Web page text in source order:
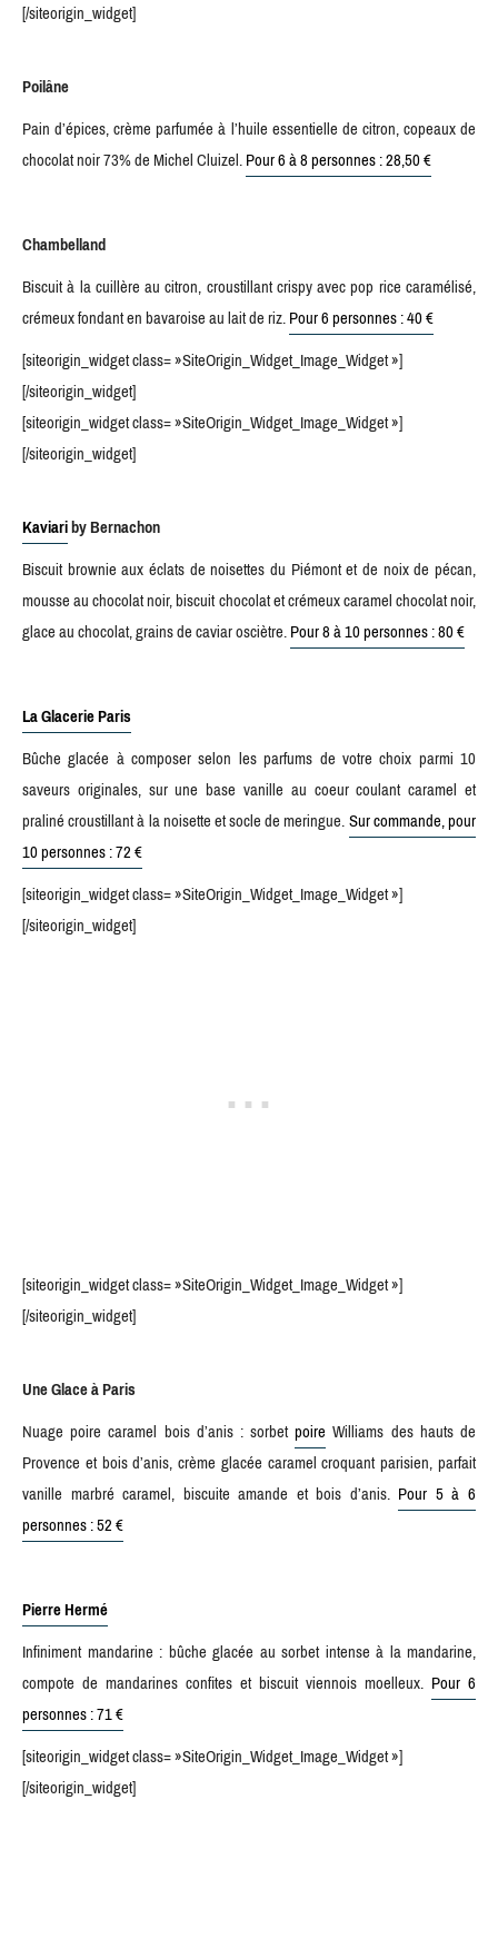
[/siteorigin_widget]
Poilâne
Pain d’épices, crème parfumée à l’huile essentielle de citron, copeaux de
chocolat noir 73% de Michel Cluizel.Pour 6 à 8 personnes : 28,50 €
Chambelland
Biscuit à la cuillère au citron, croustillant crispy avec pop rice caramélisé,
crémeux fondant en bavaroise au lait de riz.Pour 6 personnes : 40 €
[siteorigin_widget class= »SiteOrigin_Widget_Image_Widget »]
[/siteorigin_widget]
[siteorigin_widget class= »SiteOrigin_Widget_Image_Widget »]
[/siteorigin_widget]
Kaviariby Bernachon
Biscuit brownie aux éclats de noisettes du Piémont et de noix de pécan,
mousse au chocolat noir, biscuit chocolat et crémeux caramel chocolat noir,
glace au chocolat, grains de caviar osciètre.Pour 8 à 10 personnes : 80 €
La Glacerie Paris
Bûche glacée à composer selon les parfums de votre choix parmi 10
saveurs originales, sur une base vanille au coeur coulant caramel et
praliné croustillant à la noisette et socle de meringue.Sur commande, pour
10 personnes : 72 €
[siteorigin_widget class= »SiteOrigin_Widget_Image_Widget »]
[/siteorigin_widget]
[siteorigin_widget class= »SiteOrigin_Widget_Image_Widget »]
[/siteorigin_widget]
Une Glace à Paris
Nuage poire caramel bois d’anis : sorbetpoire Williams des hauts de
Provence et bois d’anis, crème glacée caramel croquant parisien, parfait
vanille marbré caramel, biscuite amande et bois d’anis. Pour 5 à 6
personnes : 52 €
Pierre Hermé
Infiniment mandarine : bûche glacée au sorbet intense à la mandarine,
compote de mandarines confites et biscuit viennois moelleux. Pour 6
personnes : 71 €
[siteorigin_widget class= »SiteOrigin_Widget_Image_Widget »]
[/siteorigin_widget]